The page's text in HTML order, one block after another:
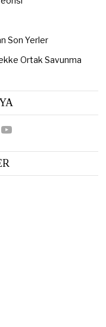
Son Yerler
Ortak Savunma